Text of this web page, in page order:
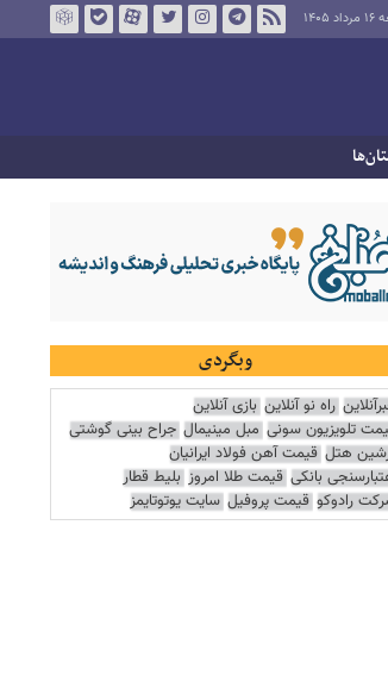
وبگردی
راه نو آنلاین بازی آنلاین
تلویزیون سونی مبل مینیمال جراح بینی گوشتی
هتل قیمت آهن فولاد ایرانیان
بانکی قیمت طلا امروز بلیط قطار
رادوکو قیمت پروفیل سایت یوتوتایمز